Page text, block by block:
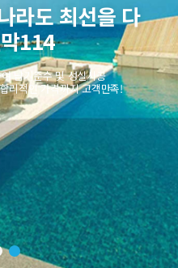
라도 최선을 다
114
납기준수 및 성실시공
리적인 가격까지 고객만족!